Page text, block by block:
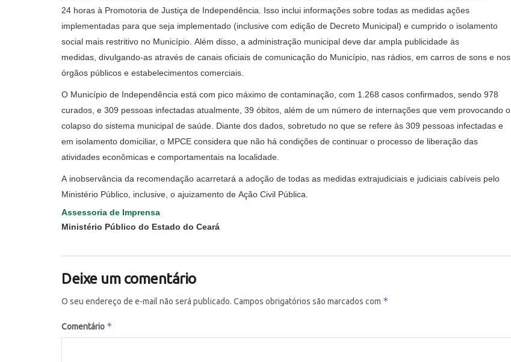
24 horas à Promotoria de Justiça de Independência. Isso inclui informações sobre todas as medidas ações
implementadas para que seja implementado (inclusive com edição de Decreto Municipal) e cumprido o isolamento
social mais restritivo no Município. Além disso, a administração municipal deve dar ampla publicidade às
medidas, divulgando-as através de canais oficiais de comunicação do Município, nas rádios, em carros de sons e nos
órgãos públicos e estabelecimentos comerciais.
O Município de Independência está com pico máximo de contaminação, com 1.268 casos confirmados, sendo 978
curados, e 309 pessoas infectadas atualmente, 39 óbitos, além de um número de internações que vem provocando o
colapso do sistema municipal de saúde. Diante dos dados, sobretudo no que se refere às 309 pessoas infectadas e
em isolamento domiciliar, o MPCE considera que não há condições de continuar o processo de liberação das
atividades econômicas e comportamentais na localidade.
A inobservância da recomendação acarretará a adoção de todas as medidas extrajudiciais e judiciais cabíveis pelo
Ministério Público, inclusive, o ajuizamento de Ação Civil Pública.
Assessoria de Imprensa
Ministério Público do Estado do Ceará
Deixe um comentário
O seu endereço de e-mail não será publicado. Campos obrigatórios são marcados com *
Comentário *